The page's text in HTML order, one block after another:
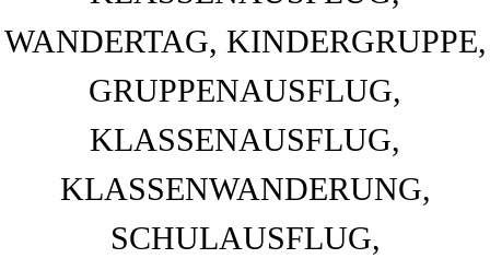
BAHNHOF GAMBURG
Ferienwohnung und Eventsaal im Taubertal